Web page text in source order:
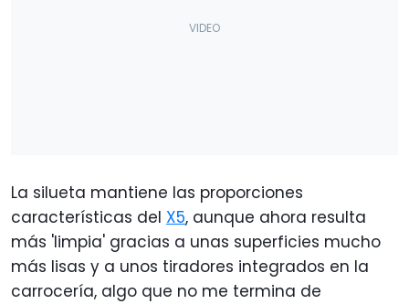
La silueta mantiene las proporciones
características del X5, aunque ahora resulta
más 'limpia' gracias a unas superficies mucho
más lisas y a unos tiradores integrados en la
carrocería, algo que no me termina de